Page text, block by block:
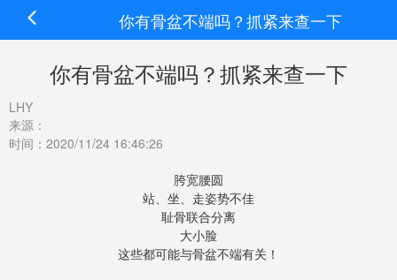
你有骨盆不端吗？抓紧来查一下
你有骨盆不端吗？抓紧来查一下
LHY
来源：
时间：2020/11/24 16:46:26
胯宽腰圆
站、坐、走姿势不佳
耻骨联合分离
大小脸
这些都可能与骨盆不端有关！